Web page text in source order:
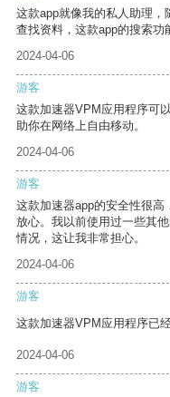
这款app就像我的私人助理
查找资料，这款app的搜索功
2024-04-06
游客
这款加速器VPM应用程序可
助你在网络上自由移动。
2024-04-06
游客
这款加速器app的安全性很
放心。我以前使用过一些其
情况，这让我非常担心。
2024-04-06
游客
这款加速器VPM应用程序已
2024-04-06
游客